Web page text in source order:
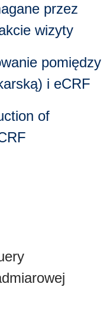
przez
wizyty
pomiędzy
i eCRF
of